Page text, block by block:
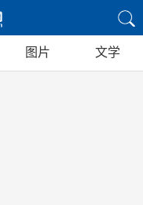
图片 文学